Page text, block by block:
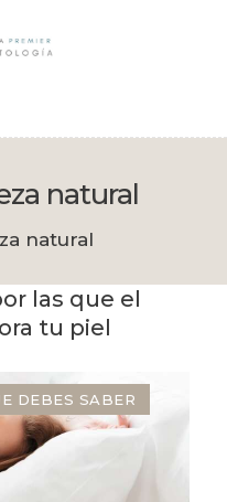
natural
natural
en Palma
las que el
tu piel
DEBES SABER